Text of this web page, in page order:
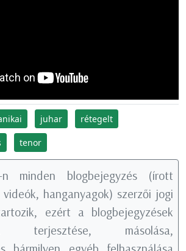
juhar rétegelt
tenor
n minden blogbejegyzés (írott
hanganyagok) szerzői jogi
ezért a blogbejegyzések
terjesztése, másolása,